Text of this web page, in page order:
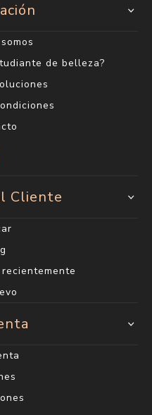
de belleza?
Cliente